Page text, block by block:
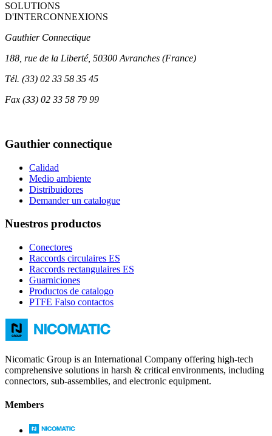
SOLUTIONS
D'INTERCONNEXIONS
Gauthier Connectique
188, rue de la Liberté, 50300 Avranches (France)
Tél. (33) 02 33 58 35 45
Fax (33) 02 33 58 79 99
Gauthier connectique
Calidad
Medio ambiente
Distribuidores
Demander un catalogue
Nuestros productos
Conectores
Raccords circulaires ES
Raccords rectangulaires ES
Guarniciones
Productos de catalogo
PTFE Falso contactos
Nicomatic Group is an International Company offering high-tech
comprehensive solutions in harsh & critical environments, including
connectors, sub-assemblies, and electronic equipment.
Members